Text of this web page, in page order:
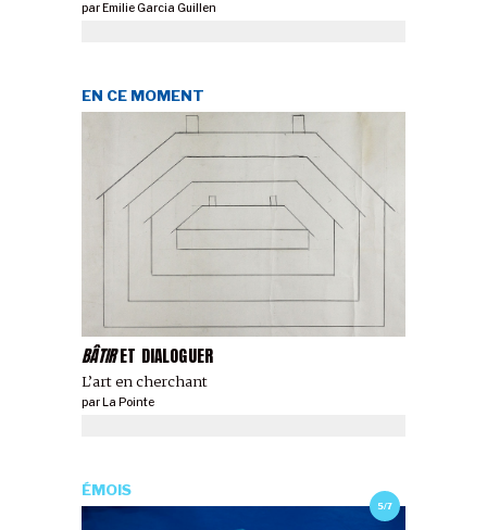
par Emilie Garcia Guillen
BÂTIRET DIALOGUER
L’art en cherchant
EN CE MOMENT
par La Pointe
5/7
ÉMOIS